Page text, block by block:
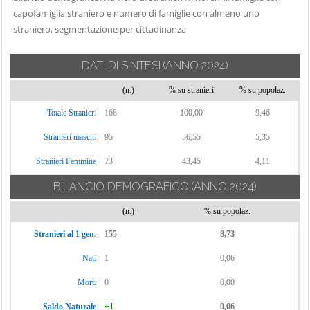
Carbonate
Caslino d'Erba
Casnate con
Cassina Rizzardi
Castelmarte
Bozzente
Cerano d'Intelvi
Locate Varesino
Lomazzo
Longone al
Segrino
Lurago d'Erba
Lurago Marinone
Lurate Caccivio
Magreglio
Mariano
Comense
Maslianico
Menaggio
Sorico
Sormano
Stazzona
Tavernerio
Torno
Tremezzina
Trezzone
Turate
Uggiate con
Ronago
capofamiglia straniero e numero di famiglie con almeno uno
straniero, segmentazione per cittadinanza
DATI DI SINTESI (ANNO 2024)
(n.) % su stranieri % su popolaz.
Totale Stranieri 168 100,00 9,46
Stranieri maschi 95 56,55 5,35
Stranieri Femmine 73 43,45 4,11
BILANCIO DEMOGRAFICO (ANNO 2024)
(n.) % su popolaz.
Stranieri al 1 gen. 155 8,73
Nati 1 0,06
Morti 0 0,00
Saldo Naturale +1 0,06